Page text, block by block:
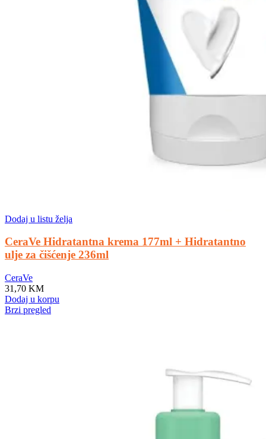
Dodaj u listu želja
CeraVe Hidratantna krema 177ml + Hidratantno
ulje za čišćenje 236ml
CeraVe
31,70 KM
Dodaj u korpu
Brzi pregled